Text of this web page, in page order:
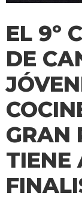
EL 9º
DE
GRAN
TIENE